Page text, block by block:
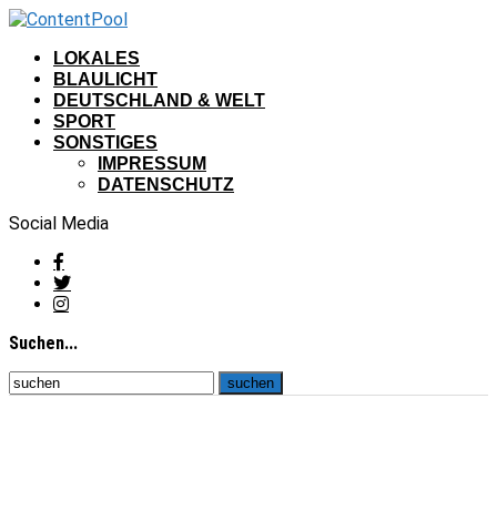
LOKALES
BLAULICHT
DEUTSCHLAND & WELT
SPORT
SONSTIGES
IMPRESSUM
DATENSCHUTZ
Social Media
Suchen...